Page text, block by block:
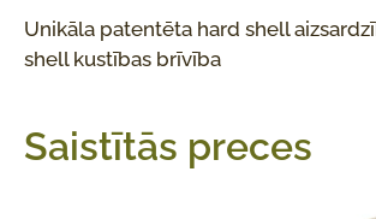
Unikāla patentēta hard shell
shell kustības brīvība
Saistītās preces